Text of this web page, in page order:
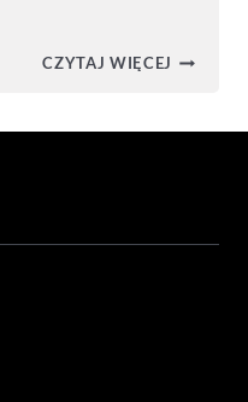
CZYTAJ WIĘCEJ ŚCIANA